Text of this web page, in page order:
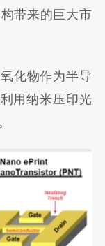
带来的巨大市
化物作为半导
用纳米压印光